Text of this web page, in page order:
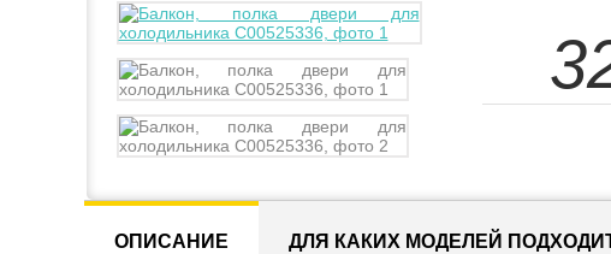
ОПИСАНИЕ ДЛЯ КАКИХ МОДЕЛЕЙ